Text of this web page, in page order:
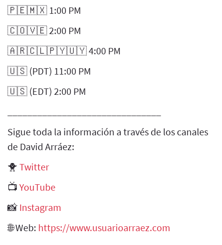
🇵🇪🇲🇽 1:00 PM
🇨🇴🇻🇪 2:00 PM
🇦🇷🇨🇱🇵🇾🇺🇾 4:00 PM
🇺🇸 (PDT) 11:00 PM
🇺🇸 (EDT) 2:00 PM
Sigue toda la información a través de los canales
de David Arráez:
🐥 Twitter
📺 YouTube
📸 Instagram
🌐 Web: https://www.usuarioarraez.com